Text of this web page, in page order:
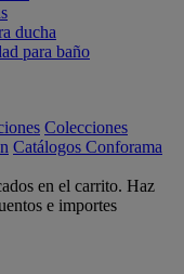
ducha
para baño
Colecciones
Catálogos Conforama
en el carrito. Haz
e importes